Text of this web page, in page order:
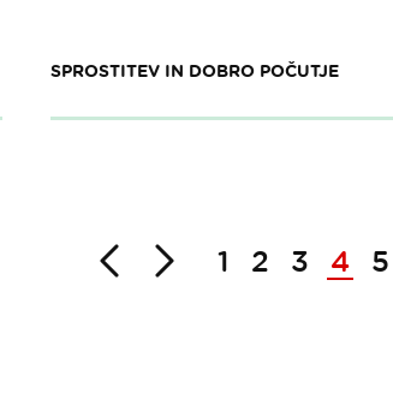
SPROSTITEV IN DOBRO POČUTJE
NazajNaprej
1 2 3 4 5